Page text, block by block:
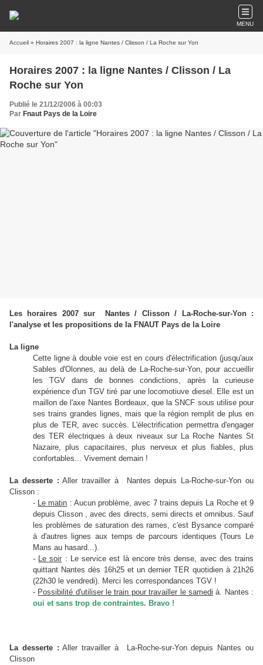
MENU
Accueil » Horaires 2007 : la ligne Nantes / Clisson / La Roche sur Yon
Horaires 2007 : la ligne Nantes / Clisson / La
Roche sur Yon
Publié le 21/12/2006 à 00:03
Par Fnaut Pays de la Loire
Les horaires 2007 sur Nantes / Clisson / La-Roche-sur-Yon:
l'analyse et les propositions de la FNAUT Pays de la Loire
La ligne
Cette ligne à double voie est en cours d'électrification (jusqu'aux
Sables d'Olonnes, au delà de La-Roche-sur-Yon, pour accueillir
les TGV dans de bonnes condictions, après la curieuse
expérience d'un TGV tiré par une locomotiuve diesel. Elle est un
maillon de l'axe Nantes Bordeaux, que la SNCF sous utilise pour
ses trains grandes lignes, mais que la région remplit de plus en
plus de TER, avec succès. L'électrification permettra d'engager
des TER électriques à deux niveaux sur La Roche Nantes St
Nazaire, plus capacitaires, plus nerveux et plus fiables, plus
confortables... Vivement demain !
La desserte : Aller travailler à Nantes depuis La-Roche-sur-Yon ou
Clisson :
- Le matin : Aucun problème, avec 7 trains depuis La Roche et 9
depuis Clisson , avec des directs, semi directs et omnibus. Sauf
les problèmes de saturation des rames, c'est Bysance comparé
à d'autres lignes aux temps de parcours identiques (Tours Le
Mans au hasard...).
- Le soir : Le service est là encore très dense, avec des trains
quittant Nantes dès 16h25 et un dernier TER quotidien à 21h26
(22h30 le vendredi). Merci les correspondances TGV !
- Possibilité d'utiliser le train pour travailler le samedi à. Nantes :
oui et sans trop de contraintes. Bravo !
La desserte : Aller travailler à La-Roche-sur-Yondepuis Nantes ou
Clisson